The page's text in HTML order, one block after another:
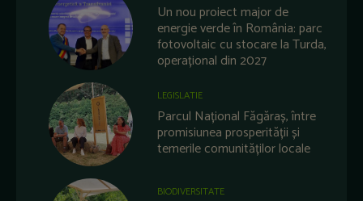
Un nou proiect major de
energie verde în România: parc
fotovoltaic cu stocare la Turda,
operațional din 2027
LEGISLATIE
Parcul Național Făgăraș, între
promisiunea prosperității și
temerile comunităților locale
BIODIVERSITATE